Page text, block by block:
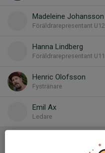
Madeleine Johansson
Föräldrarepresentant U12
Hanna Lindberg
Föräldrarepresentant U11
Henric Olofsson
Fystränare
Emil Ax
Ledare